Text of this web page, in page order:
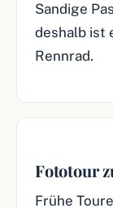
Sandige
deshalb ist
Rennrad.
Fototour
Frühe